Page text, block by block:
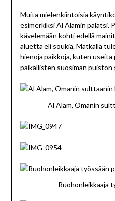
Muita mielenkiintoisia
esimerkiksi Al Alamin palatsi.
kävelemään kohti edellä
aluetta eli soukia. Matkalla
hienoja paikkoja, kuten
paikallisten suosiman
Al Alam, Omanin
Ruohonleikkaaja